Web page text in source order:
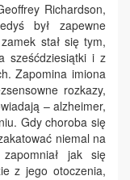
Richardson,
był zapewne
stał się tym,
sześćdziesiątki i z
Zapomina imiona
rozkazy,
– alzheimer,
Gdy choroba się
niemal na
jak się
z jego otoczenia,